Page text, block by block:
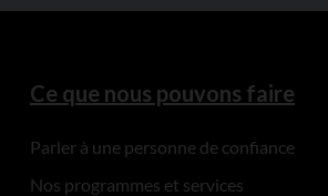
Ce que nous pouvons faire
Parler à une personne de confiance
Nos programmes et services